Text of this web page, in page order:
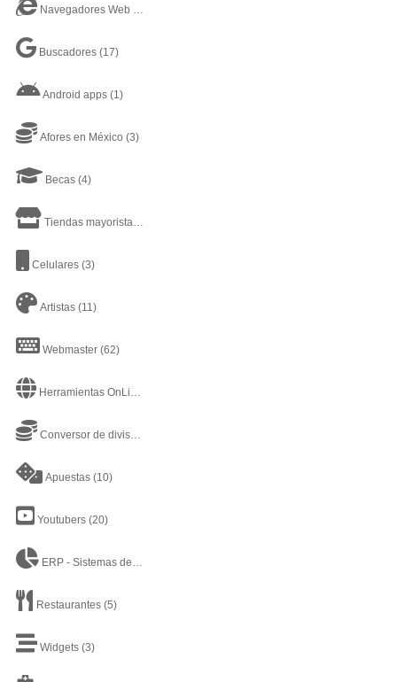
Navegadores Web de Internet
Buscadores (17)
Android apps (1)
Afores en México (3)
Becas (4)
Tiendas mayoristas (1)
Celulares (3)
Artistas (11)
Webmaster (62)
Herramientas OnLine
Conversor de divisas
Apuestas (10)
Youtubers (20)
ERP - Sistemas de planificación de recursos empresariales - Enterprise Resource Planning
Restaurantes (5)
Widgets (3)